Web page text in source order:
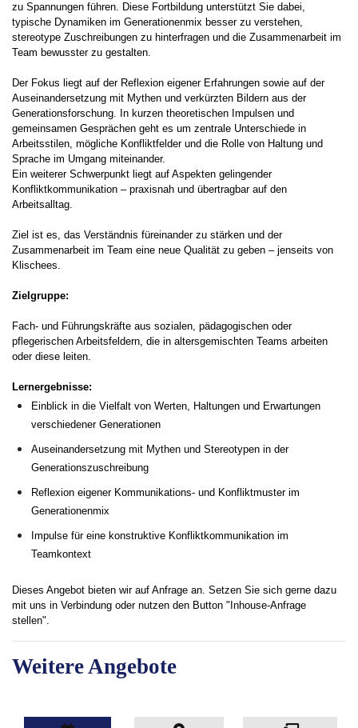
zu Spannungen führen. Diese Fortbildung unterstützt Sie dabei,
typische Dynamiken im Generationenmix besser zu verstehen,
stereotype Zuschreibungen zu hinterfragen und die Zusammenarbeit im
Team bewusster zu gestalten.
Der Fokus liegt auf der Reflexion eigener Erfahrungen sowie auf der
Auseinandersetzung mit Mythen und verkürzten Bildern aus der
Generationsforschung. In kurzen theoretischen Impulsen und
gemeinsamen Gesprächen geht es um zentrale Unterschiede in
Arbeitsstilen, mögliche Konfliktfelder und die Rolle von Haltung und
Sprache im Umgang miteinander.
Ein weiterer Schwerpunkt liegt auf Aspekten gelingender
Konfliktkommunikation – praxisnah und übertragbar auf den
Arbeitsalltag.
Ziel ist es, das Verständnis füreinander zu stärken und der
Zusammenarbeit im Team eine neue Qualität zu geben – jenseits von
Klischees.
Zielgruppe:
Fach- und Führungskräfte aus sozialen, pädagogischen oder
pflegerischen Arbeitsfeldern, die in altersgemischten Teams arbeiten
oder diese leiten.
Lernergebnisse:
Einblick in die Vielfalt von Werten, Haltungen und Erwartungen
verschiedener Generationen
Auseinandersetzung mit Mythen und Stereotypen in der
Generationszuschreibung
Reflexion eigener Kommunikations- und Konfliktmuster im
Generationenmix
Impulse für eine konstruktive Konfliktkommunikation im
Teamkontext
Dieses Angebot bieten wir auf Anfrage an. Setzen Sie sich gerne dazu
mit uns in Verbindung oder nutzen den Button "Inhouse-Anfrage
stellen".
Weitere Angebote